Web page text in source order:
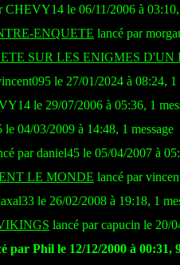
CHEVY14 le 06/11/2006 à 03:10,
ENQUETE lancé par
SUR LES ENIGMES D'UN
le 27/01/2024 à 08:24, 1
le 29/07/2006 à 05:36, 1
04/03/2009 à 14:48, 1 message
par daniel45 le 05/04/2007 à
LE MONDE lancé par
le 26/02/2008 à 19:18, 1
lancé par capucin le 20/
par Phil le 12/12/2000 à 00:31,